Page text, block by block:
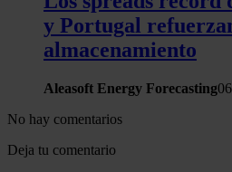
y Portugal
almacenamiento
Aleasoft Energy Forecasting
No hay comentarios
Deja tu comentario